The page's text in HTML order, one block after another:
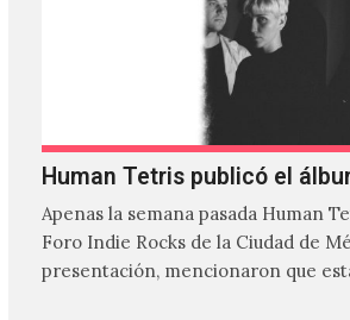
Human Tetris publicó el
Apenas la semana pasada Human
Foro Indie Rocks de la Ciudad de
presentación, mencionaron que